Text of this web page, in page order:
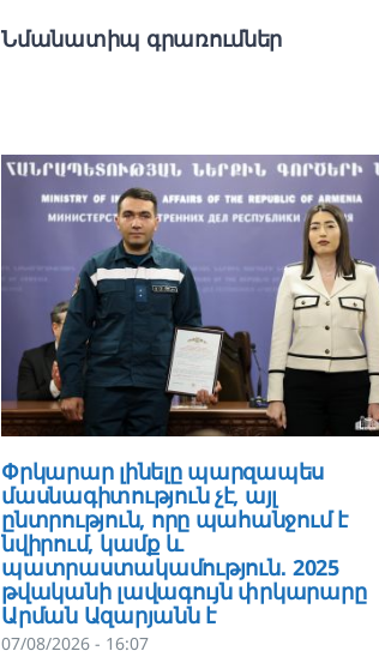
Նմանատիպ գրառումներ
Փրկարար լինելը պարզապես
մասնագիտություն չէ, այլ
ընտրություն, որը պահանջում է
նվիրում, կամք և
պատրաստակամություն․ 2025
թվականի լավագույն փրկարարը
Արման Ազարյանն է
07/08/2026 - 16:07